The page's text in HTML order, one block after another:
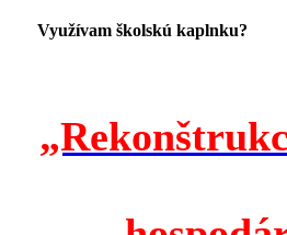
Využívam školskú kaplnku?